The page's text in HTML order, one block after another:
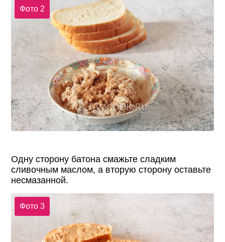
Фото 2
Одну сторону батона смажьте сладким
сливочным маслом, а вторую сторону оставьте
несмазанной.
Фото 3